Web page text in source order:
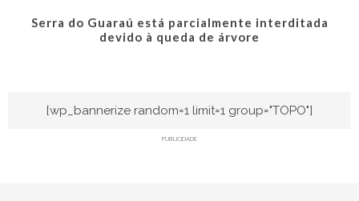
Serra do Guaraú está parcialmente interditada
devido à queda de árvore
[wp_bannerize random=1 limit=1 group="TOPO"]
PUBLICIDADE